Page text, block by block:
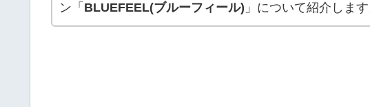
ン「 BLUEFEEL(ブルーフィール) 」について紹介します